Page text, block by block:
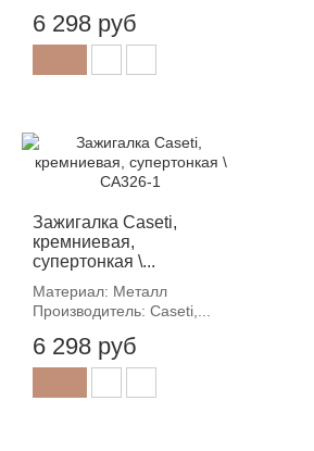
6 298 руб
Зажигалка Caseti,
кремниевая,
супертонкая \...
Материал: Металл
Производитель: Caseti,...
6 298 руб